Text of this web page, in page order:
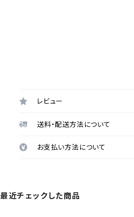
レビュー
送料・配送方法について
お支払い方法について
最近チェックした商品